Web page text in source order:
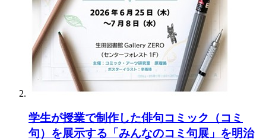
学生が授業で制作した俳句コミック（コミ
句）を展示する「みんなのコミ句展」を明治